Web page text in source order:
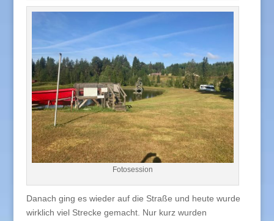
Fotosession
Danach ging es wieder auf die Straße und heute wurde
wirklich viel Strecke gemacht. Nur kurz wurden